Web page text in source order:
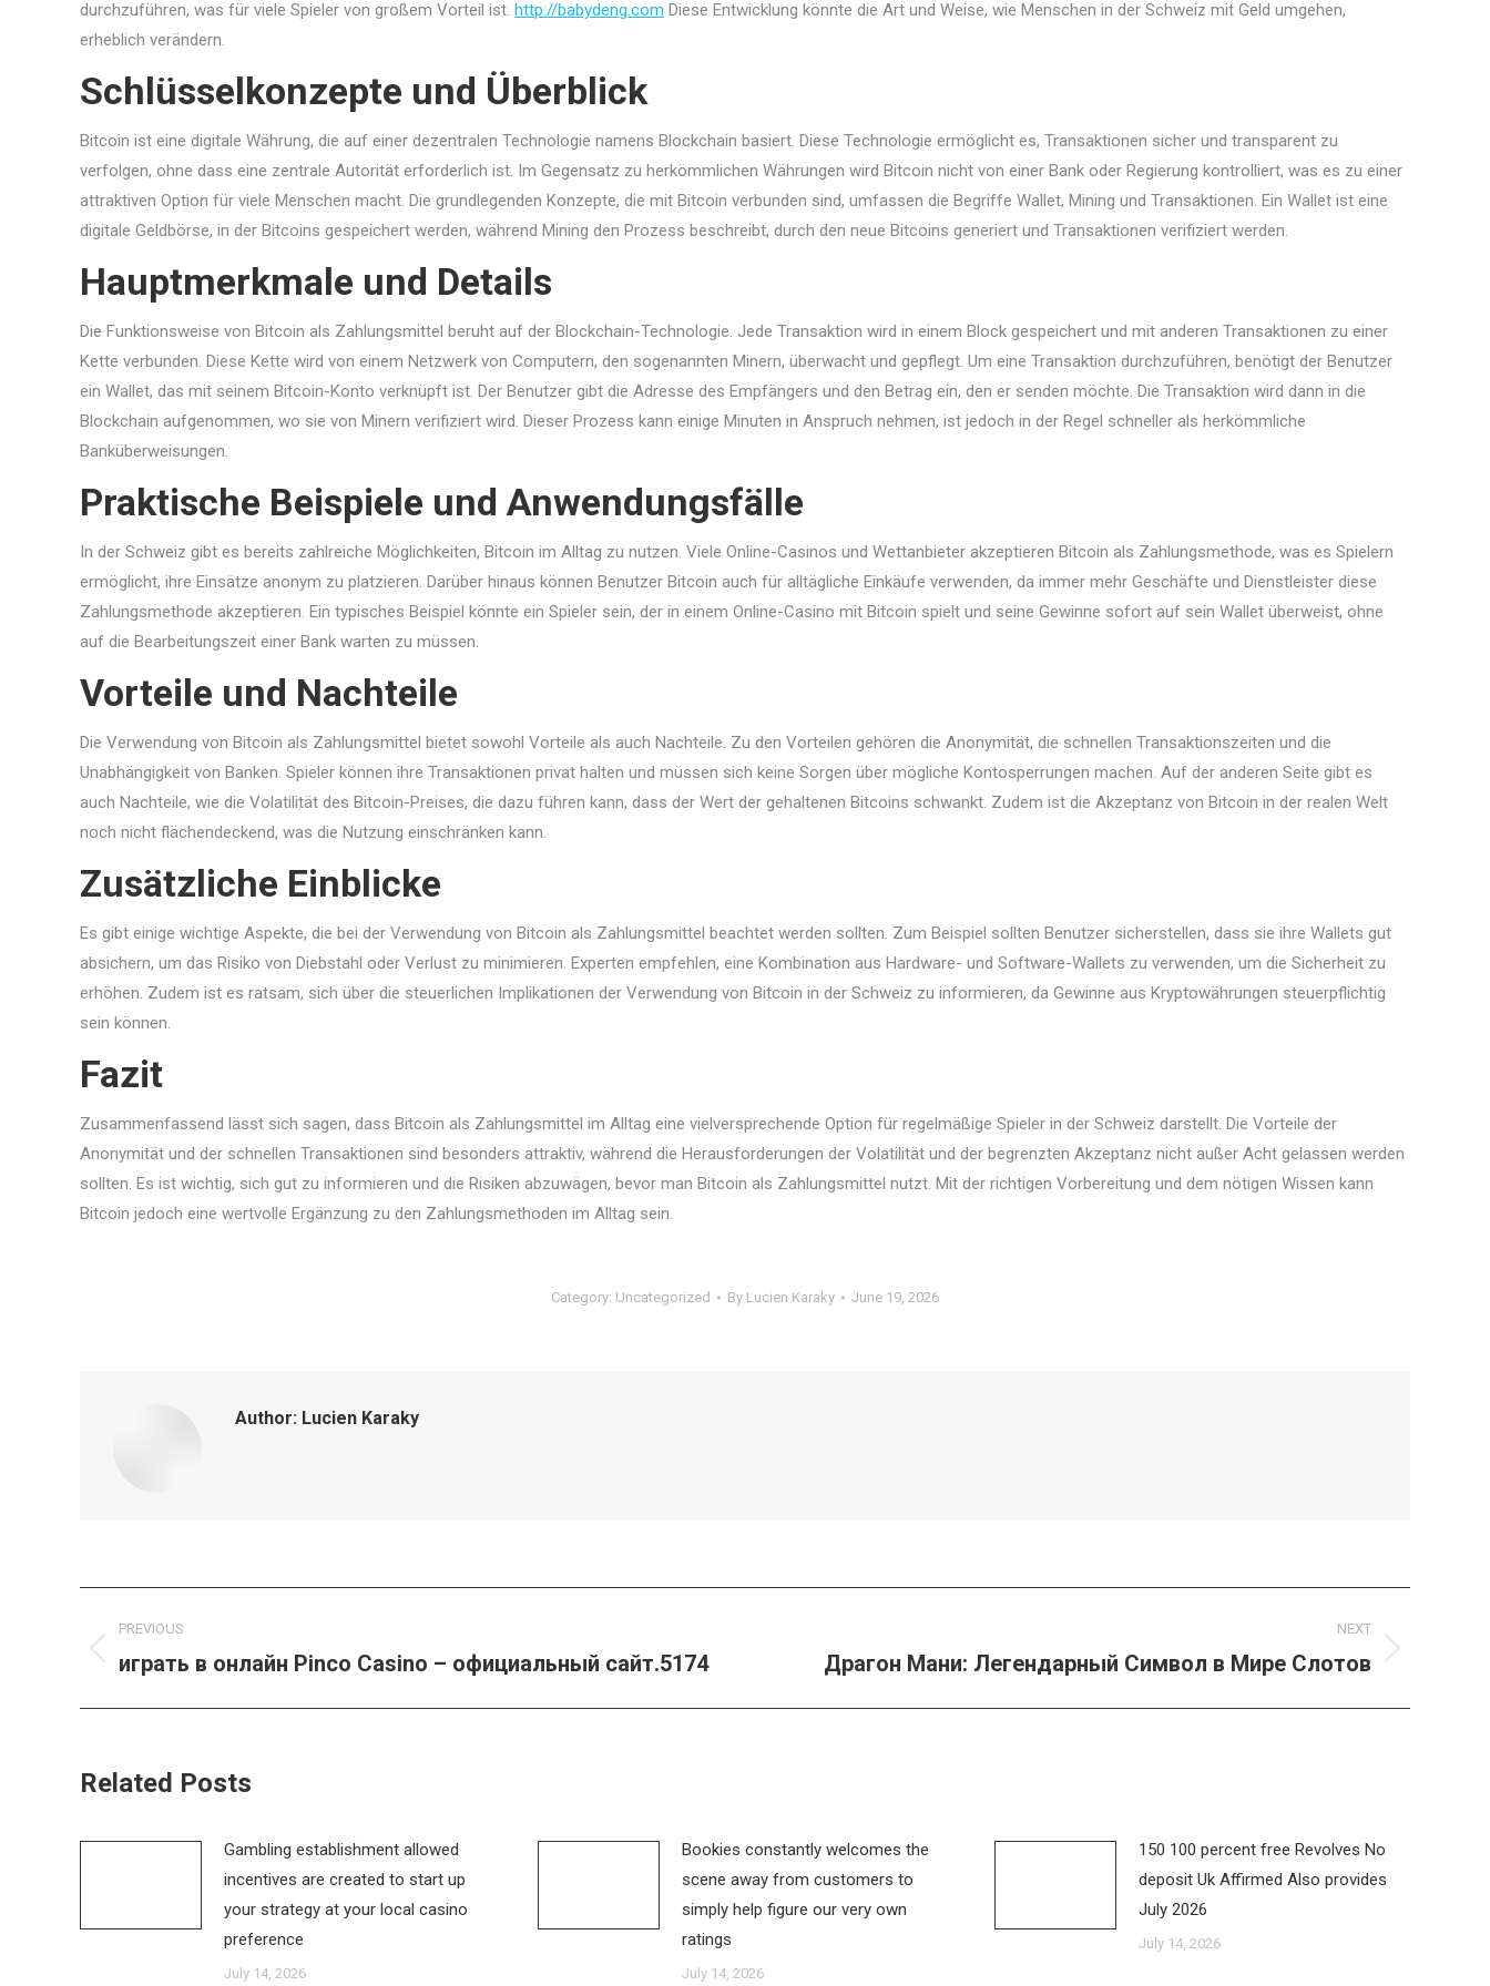
durchzuführen, was für viele Spieler von großem Vorteil ist. http://babydeng.com Diese Entwicklung könnte die Art und Weise, wie Menschen in der Schweiz mit Geld umgehen,
erheblich verändern.
Schlüsselkonzepte und Überblick
Bitcoin ist eine digitale Währung, die auf einer dezentralen Technologie namens Blockchain basiert. Diese Technologie ermöglicht es, Transaktionen sicher und transparent zu
verfolgen, ohne dass eine zentrale Autorität erforderlich ist. Im Gegensatz zu herkömmlichen Währungen wird Bitcoin nicht von einer Bank oder Regierung kontrolliert, was es zu einer
attraktiven Option für viele Menschen macht. Die grundlegenden Konzepte, die mit Bitcoin verbunden sind, umfassen die Begriffe Wallet, Mining und Transaktionen. Ein Wallet ist eine
digitale Geldbörse, in der Bitcoins gespeichert werden, während Mining den Prozess beschreibt, durch den neue Bitcoins generiert und Transaktionen verifiziert werden.
Hauptmerkmale und Details
Die Funktionsweise von Bitcoin als Zahlungsmittel beruht auf der Blockchain-Technologie. Jede Transaktion wird in einem Block gespeichert und mit anderen Transaktionen zu einer
Kette verbunden. Diese Kette wird von einem Netzwerk von Computern, den sogenannten Minern, überwacht und gepflegt. Um eine Transaktion durchzuführen, benötigt der Benutzer
ein Wallet, das mit seinem Bitcoin-Konto verknüpft ist. Der Benutzer gibt die Adresse des Empfängers und den Betrag ein, den er senden möchte. Die Transaktion wird dann in die
Blockchain aufgenommen, wo sie von Minern verifiziert wird. Dieser Prozess kann einige Minuten in Anspruch nehmen, ist jedoch in der Regel schneller als herkömmliche
Banküberweisungen.
Praktische Beispiele und Anwendungsfälle
In der Schweiz gibt es bereits zahlreiche Möglichkeiten, Bitcoin im Alltag zu nutzen. Viele Online-Casinos und Wettanbieter akzeptieren Bitcoin als Zahlungsmethode, was es Spielern
ermöglicht, ihre Einsätze anonym zu platzieren. Darüber hinaus können Benutzer Bitcoin auch für alltägliche Einkäufe verwenden, da immer mehr Geschäfte und Dienstleister diese
Zahlungsmethode akzeptieren. Ein typisches Beispiel könnte ein Spieler sein, der in einem Online-Casino mit Bitcoin spielt und seine Gewinne sofort auf sein Wallet überweist, ohne
auf die Bearbeitungszeit einer Bank warten zu müssen.
Vorteile und Nachteile
Die Verwendung von Bitcoin als Zahlungsmittel bietet sowohl Vorteile als auch Nachteile. Zu den Vorteilen gehören die Anonymität, die schnellen Transaktionszeiten und die
Unabhängigkeit von Banken. Spieler können ihre Transaktionen privat halten und müssen sich keine Sorgen über mögliche Kontosperrungen machen. Auf der anderen Seite gibt es
auch Nachteile, wie die Volatilität des Bitcoin-Preises, die dazu führen kann, dass der Wert der gehaltenen Bitcoins schwankt. Zudem ist die Akzeptanz von Bitcoin in der realen Welt
noch nicht flächendeckend, was die Nutzung einschränken kann.
Zusätzliche Einblicke
Es gibt einige wichtige Aspekte, die bei der Verwendung von Bitcoin als Zahlungsmittel beachtet werden sollten. Zum Beispiel sollten Benutzer sicherstellen, dass sie ihre Wallets gut
absichern, um das Risiko von Diebstahl oder Verlust zu minimieren. Experten empfehlen, eine Kombination aus Hardware- und Software-Wallets zu verwenden, um die Sicherheit zu
erhöhen. Zudem ist es ratsam, sich über die steuerlichen Implikationen der Verwendung von Bitcoin in der Schweiz zu informieren, da Gewinne aus Kryptowährungen steuerpflichtig
sein können.
Fazit
Zusammenfassend lässt sich sagen, dass Bitcoin als Zahlungsmittel im Alltag eine vielversprechende Option für regelmäßige Spieler in der Schweiz darstellt. Die Vorteile der
Anonymität und der schnellen Transaktionen sind besonders attraktiv, während die Herausforderungen der Volatilität und der begrenzten Akzeptanz nicht außer Acht gelassen werden
sollten. Es ist wichtig, sich gut zu informieren und die Risiken abzuwägen, bevor man Bitcoin als Zahlungsmittel nutzt. Mit der richtigen Vorbereitung und dem nötigen Wissen kann
Bitcoin jedoch eine wertvolle Ergänzung zu den Zahlungsmethoden im Alltag sein.
Category: Uncategorized By Lucien Karaky June 19, 2026
Author: Lucien Karaky
navigation
PREVIOUS
Previous
играть в онлайн Pinco Casino – официальный сайт.5174
NEXT
Драгон Мани: Легендарный Символ в Мире Слотов
Related Posts
Gambling establishment allowed
incentives are created to start up
your strategy at your local casino
preference
July 14, 2026
Bookies constantly welcomes the
scene away from customers to
simply help figure our very own
ratings
July 14, 2026
150 100 percent free Revolves No
deposit Uk Affirmed Also provides
July 2026
July 14, 2026